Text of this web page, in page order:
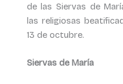
de las Siervas de
las religiosas
13 de octubre.
Siervas de María